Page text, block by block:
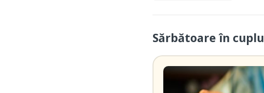
Sărbătoare în cuplu